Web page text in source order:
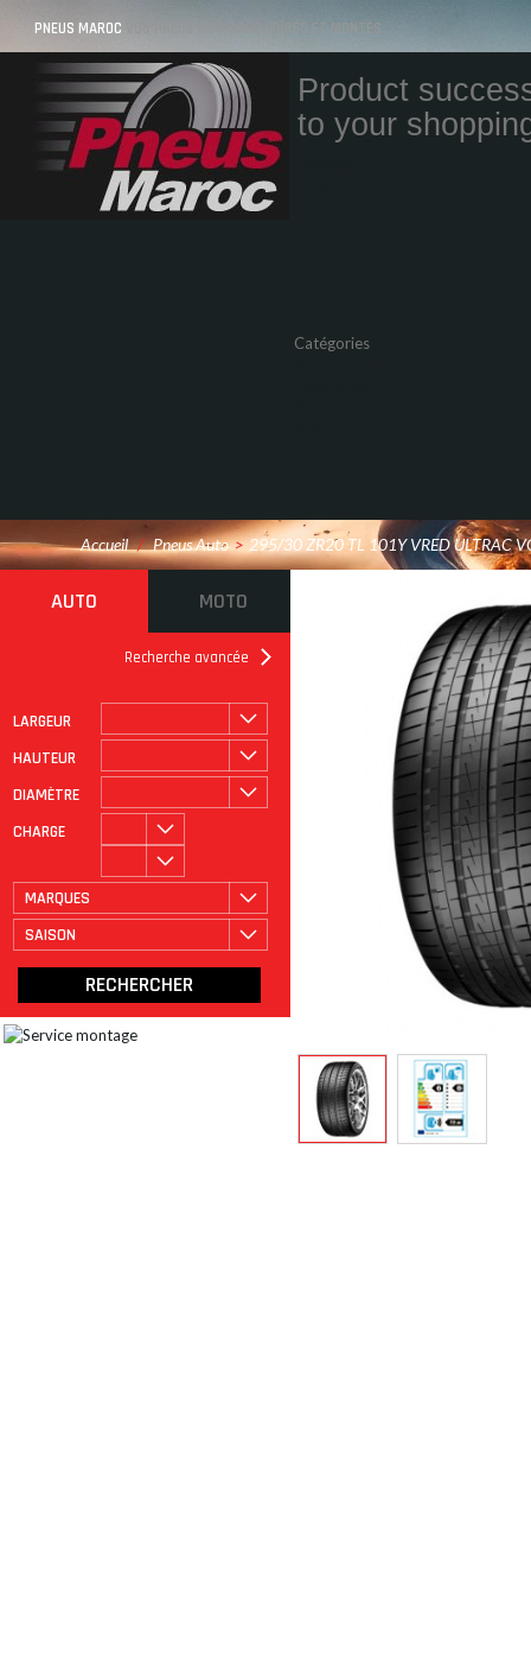
PNEUS MAROC VOS PNEUS AU MAROC LIVRÉS ET MONTÉS
Product
to your
Catégories
Accueil / Pneus Auto > 295/30 ZR20 TL 101Y VRED ULTRAC
AUTO MOTO
Recherche avancée
LARGEUR
HAUTEUR
DIAMÈTRE
CHARGE
MARQUES
SAISON
ROULAGE À PLAT